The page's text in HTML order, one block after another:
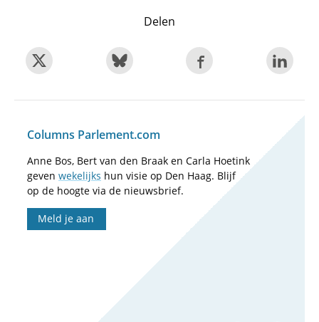
Delen
Columns Parlement.com
Anne Bos, Bert van den Braak en Carla Hoetink
geven wekelijks hun visie op Den Haag. Blijf
op de hoogte via de nieuwsbrief.
Meld je aan